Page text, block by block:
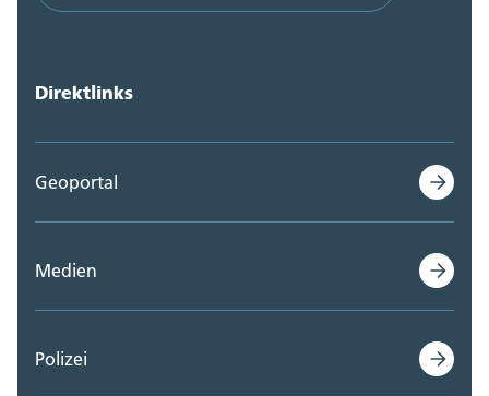
Direktlinks
Geoportal
Medien
Polizei